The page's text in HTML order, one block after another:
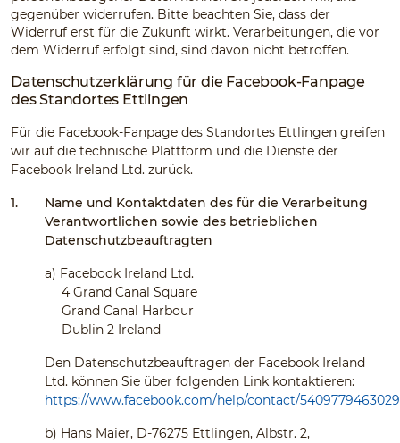
gegenüber widerrufen. Bitte beachten Sie, dass der
Widerruf erst für die Zukunft wirkt. Verarbeitungen, die vor
dem Widerruf erfolgt sind, sind davon nicht betroffen.
Datenschutzerklärung für die Facebook-Fanpage
des Standortes Ettlingen
Für die Facebook-Fanpage des Standortes Ettlingen greifen
wir auf die technische Plattform und die Dienste der
Facebook Ireland Ltd. zurück.
1.
Name und Kontaktdaten des für die Verarbeitung
Verantwortlichen sowie des betrieblichen
Datenschutzbeauftragten
a) Facebook Ireland Ltd.
4 Grand Canal Square
Grand Canal Harbour
Dublin 2 Ireland
Den Datenschutzbeauftragen der Facebook Ireland
Ltd. können Sie über folgenden Link kontaktieren:
https://www.facebook.com/help/contact/
b) Hans Maier, D-76275 Ettlingen, Albstr. 2,